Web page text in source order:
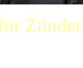
Zünder